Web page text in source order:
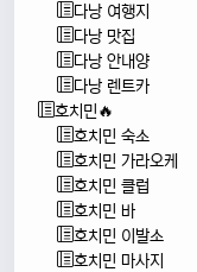
다낭 여행지
다낭 맛집
다낭 안내양
다낭 렌트카
호치민🔥
호치민 숙소
호치민 가라오케
호치민 클럽
호치민 바
호치민 이발소
호치민 마사지